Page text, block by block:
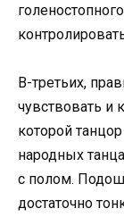
В-третьих,
чувствовать и
которой
народных
с полом.
достаточно